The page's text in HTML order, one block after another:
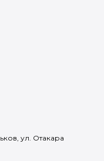
ул. Отакара